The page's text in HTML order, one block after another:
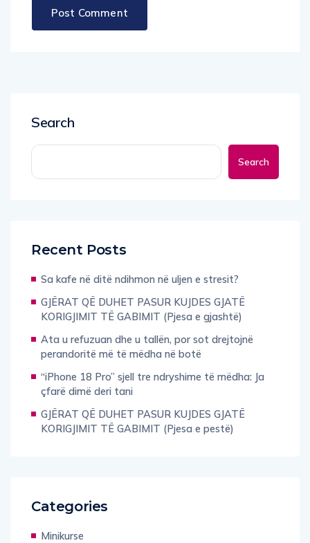
Search
Search
Recent Posts
Sa kafe në ditë ndihmon në uljen e stresit?
GJËRAT QË DUHET PASUR KUJDES GJATË
KORIGJIMIT TË GABIMIT (Pjesa e gjashtë)
Ata u refuzuan dhe u tallën, por sot drejtojnë
perandoritë më të mëdha në botë
“iPhone 18 Pro” sjell tre ndryshime të mëdha: Ja
çfarë dimë deri tani
GJËRAT QË DUHET PASUR KUJDES GJATË
KORIGJIMIT TË GABIMIT (Pjesa e pestë)
Categories
Minikurse